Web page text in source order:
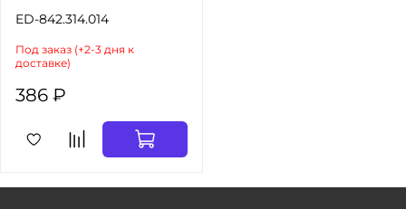
ED-842.314.014
Под заказ (+2-3 дня к
доставке)
386 ₽